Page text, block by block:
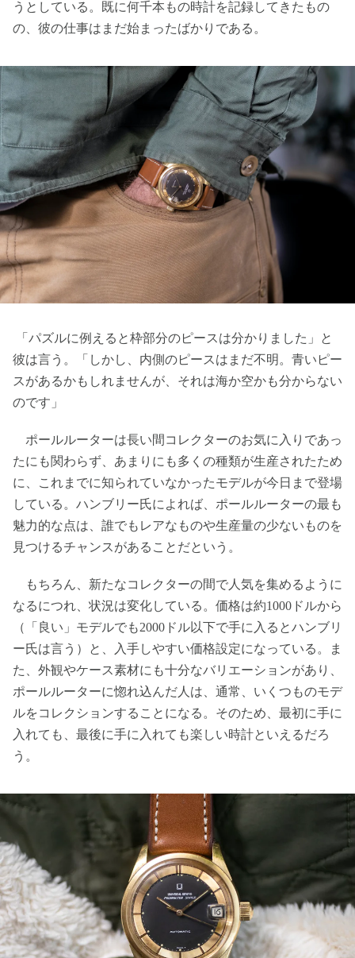
うとしている。既に何千本もの時計を記録してきたもの
の、彼の仕事はまだ始まったばかりである。
「パズルに例えると枠部分のピースは分かりました」と
彼は言う。「しかし、内側のピースはまだ不明。青いピー
スがあるかもしれませんが、それは海か空かも分からない
のです」
ポールルーターは長い間コレクターのお気に入りであっ
たにも関わらず、あまりにも多くの種類が生産されたため
に、これまでに知られていなかったモデルが今日まで登場
している。ハンブリー氏によれば、ポールルーターの最も
魅力的な点は、誰でもレアなものや生産量の少ないものを
見つけるチャンスがあることだという。
もちろん、新たなコレクターの間で人気を集めるように
なるにつれ、状況は変化している。価格は約1000ドルから
（「良い」モデルでも2000ドル以下で手に入るとハンブリ
ー氏は言う）と、入手しやすい価格設定になっている。ま
た、外観やケース素材にも十分なバリエーションがあり、
ポールルーターに惚れ込んだ人は、通常、いくつものモデ
ルをコレクションすることになる。そのため、最初に手に
入れても、最後に手に入れても楽しい時計といえるだろ
う。